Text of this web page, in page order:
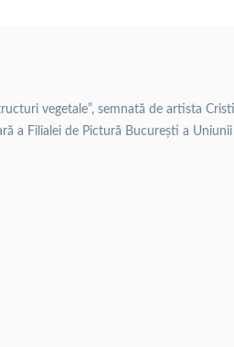
vegetale”, semnată de artista
a Filialei de Pictură București a